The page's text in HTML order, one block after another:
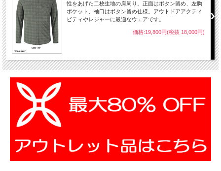
性をあげた二枚生地の肩周り。正面はボタン留め、左胸
ポケット、袖口はボタン留め仕様。アウトドアアクティ
ビティやレジャーに最適なウェアです。
価格:19,800円(税抜 18,000円)